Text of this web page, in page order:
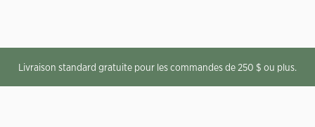
Livraison standard gratuite pour les commandes de 250 $ ou plus.